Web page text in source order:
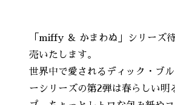
「miffy ＆ かまわぬ」シリーズ
売いたします。
世界中で愛されるディック・ブ
ーシリーズの第2弾は春らしい明